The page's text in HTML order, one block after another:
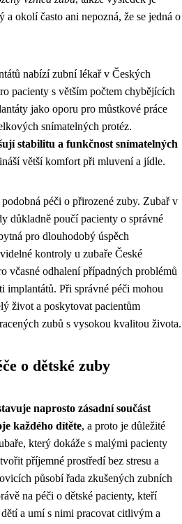
a okolí často ani nepozná, že se jedná o
nabízí zubní lékař v Českých
pacienty s větším počtem chybějících
jako oporu pro můstkové práce
snímatelných protéz.
stabilitu a funkčnost snímatelných
větší komfort při mluvení a jídle.
péči o přirozené zuby. Zubař v
důkladně poučí pacienty o správné
pro dlouhodobý úspěch
kontroly u zubaře České
včasné odhalení případných problémů
implantátů. Při správné péči mohou
život a poskytovat pacientům
zubů s vysokou kvalitou života.
o dětské zuby
naprosto zásadní součást
každého dítěte, a proto je důležité
který dokáže s malými pacienty
příjemné prostředí bez stresu a
působí řada zkušených zubních
na péči o dětské pacienty, kteří
a umí s nimi pracovat citlivým a